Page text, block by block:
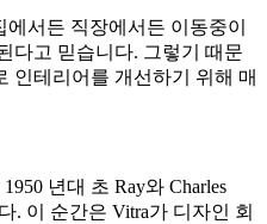
서든 직장에서든 이동중이
다고 믿습니다. 그렇기 때문
인테리어를 개선하기 위해 매
년대 초 Ray와 Charles
. 이 순간은 Vitra가 디자인 회